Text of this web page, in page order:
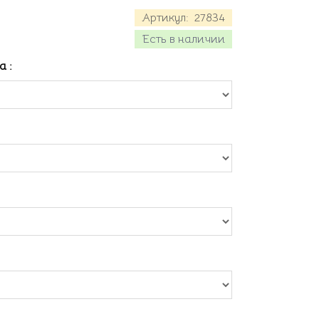
Артикул: 27834
Есть в наличии
: